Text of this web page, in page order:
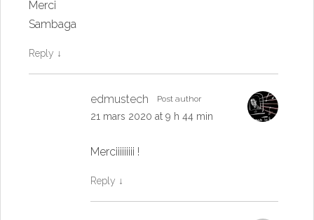
Merci
Sambaga
Reply ↓
edmustech Post author
21 mars 2020 at 9 h 44 min
Merciiiiiiiii !
Reply ↓